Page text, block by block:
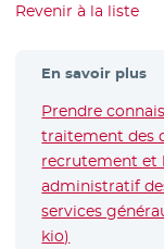
Revenir à la liste
En savoir plus
Prendre
traitement des
recrutement et
administratif
services
kio)